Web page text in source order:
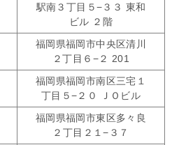
駅南３丁目５−３３ 東和
ビル ２階
福岡県福岡市中央区清川
２丁目６−２ 201
福岡県福岡市南区三宅１
丁目５−２０ ＪＯビル
福岡県福岡市東区多々良
２丁目２１−３７